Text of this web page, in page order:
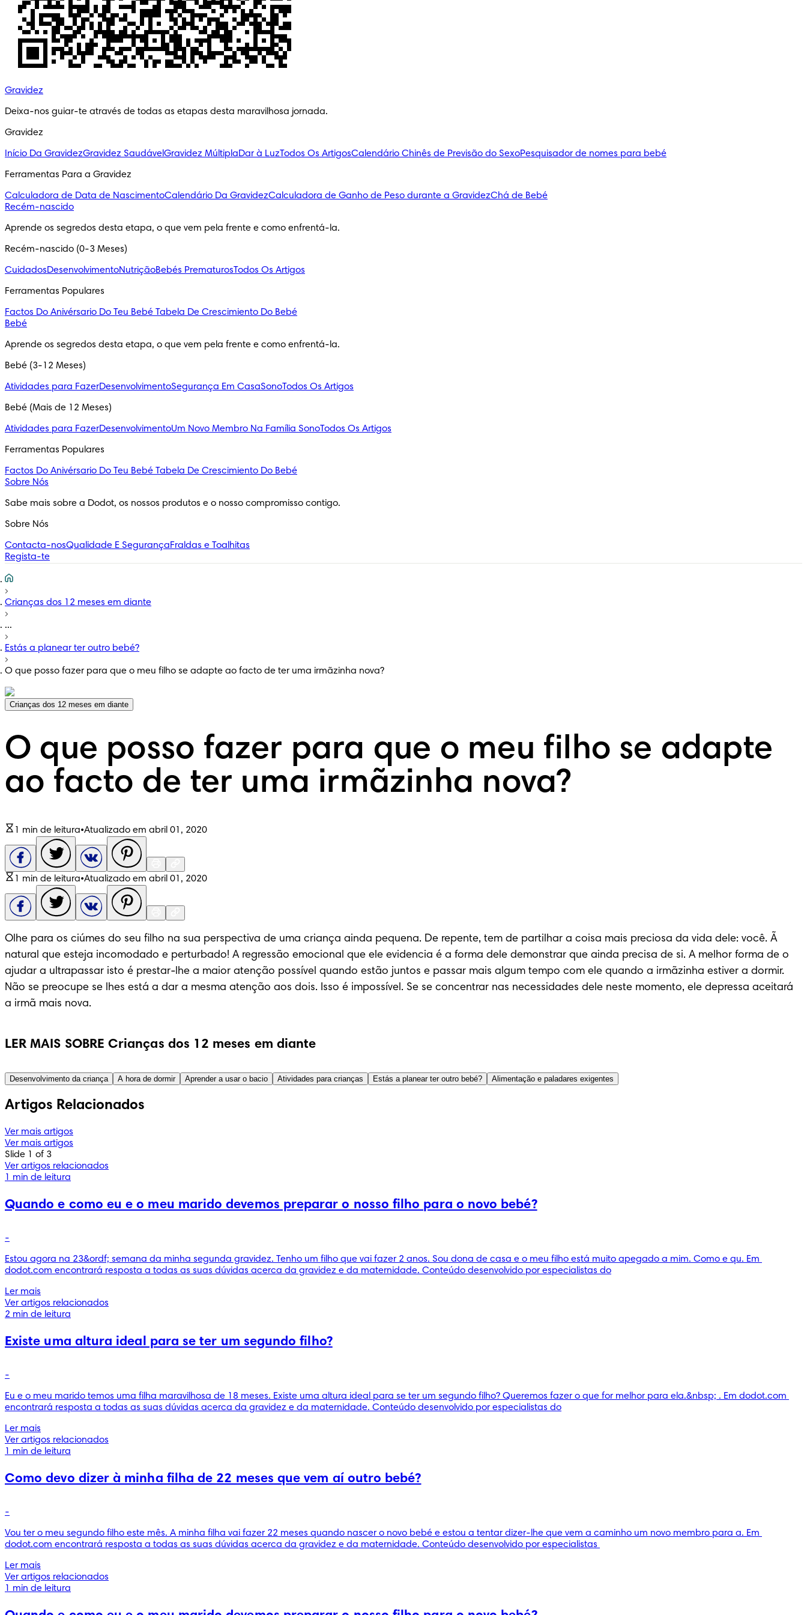
Gravidez
Deixa-nos guiar-te através de todas as etapas desta maravilhosa jornada.
Gravidez
Início Da GravidezGravidez SaudávelGravidez MúltiplaDar à LuzTodos Os ArtigosCalendário Chinês de Previsão do SexoPesquisador de nomes para bebé
Ferramentas Para a Gravidez
Calculadora de Data de NascimentoCalendário Da GravidezCalculadora de Ganho de Peso durante a GravidezChá de Bebé
Recém-nascido
Aprende os segredos desta etapa, o que vem pela frente e como enfrentá-la.
Recém-nascido (0-3 Meses)
CuidadosDesenvolvimentoNutriçãoBebés PrematurosTodos Os Artigos
Ferramentas Populares
Factos Do Anivérsario Do Teu Bebé Tabela De Crescimiento Do Bebé
Bebé
Aprende os segredos desta etapa, o que vem pela frente e como enfrentá-la.
Bebé (3-12 Meses)
Atividades para FazerDesenvolvimentoSegurança Em CasaSonoTodos Os Artigos
Bebé (Mais de 12 Meses)
Atividades para FazerDesenvolvimentoUm Novo Membro Na Família SonoTodos Os Artigos
Ferramentas Populares
Factos Do Anivérsario Do Teu Bebé Tabela De Crescimiento Do Bebé
Sobre Nós
Sabe mais sobre a Dodot, os nossos produtos e o nosso compromisso contigo.
Sobre Nós
Contacta-nosQualidade E SegurançaFraldas e Toalhitas
Regista-te
Crianças dos 12 meses em diante
...
Estás a planear ter outro bebé?
O que posso fazer para que o meu filho se adapte ao facto de ter uma irmãzinha nova?
Crianças dos 12 meses em diante
O que posso fazer para que o meu filho se adapte
ao facto de ter uma irmãzinha nova?
1 min de leitura•Atualizado em abril 01, 2020
1 min de leitura•Atualizado em abril 01, 2020
Olhe para os ciúmes do seu filho na sua perspectiva de uma criança ainda pequena. De repente, tem de partilhar a coisa mais preciosa da vida dele: você. Ã
natural que esteja incomodado e perturbado! A regressão emocional que ele evidencia é a forma dele demonstrar que ainda precisa de si. A melhor forma de o
ajudar a ultrapassar isto é prestar-lhe a maior atenção possível quando estão juntos e passar mais algum tempo com ele quando a irmãzinha estiver a dormir.
Não se preocupe se lhes está a dar a mesma atenção aos dois. Isso é impossível. Se se concentrar nas necessidades dele neste momento, ele depressa aceitará
a irmã mais nova.
LER MAIS SOBRE Crianças dos 12 meses em diante
Desenvolvimento da criança A hora de dormir Aprender a usar o bacio Atividades para crianças Estás a planear ter outro bebé? Alimentação e paladares exigentes
Artigos Relacionados
Ver mais artigos
Ver mais artigos
Slide 1 of 3
Ver artigos relacionados
1 min de leitura
Quando e como eu e o meu marido devemos preparar o nosso filho para o novo bebé?
-
Estou agora na 23&ordf; semana da minha segunda gravidez. Tenho um filho que vai fazer 2 anos. Sou dona de casa e o meu filho está muito apegado a mim. Como e qu. Em
dodot.com encontrará resposta a todas as suas dúvidas acerca da gravidez e da maternidade. Conteúdo desenvolvido por especialistas do
Ler mais
Ver artigos relacionados
2 min de leitura
Existe uma altura ideal para se ter um segundo filho?
-
Eu e o meu marido temos uma filha maravilhosa de 18 meses. Existe uma altura ideal para se ter um segundo filho? Queremos fazer o que for melhor para ela.&nbsp; . Em dodot.com
encontrará resposta a todas as suas dúvidas acerca da gravidez e da maternidade. Conteúdo desenvolvido por especialistas do
Ler mais
Ver artigos relacionados
1 min de leitura
Como devo dizer à minha filha de 22 meses que vem aí outro bebé?
-
Vou ter o meu segundo filho este mês. A minha filha vai fazer 22 meses quando nascer o novo bebé e estou a tentar dizer-lhe que vem a caminho um novo membro para a. Em
dodot.com encontrará resposta a todas as suas dúvidas acerca da gravidez e da maternidade. Conteúdo desenvolvido por especialistas
Ler mais
Ver artigos relacionados
1 min de leitura